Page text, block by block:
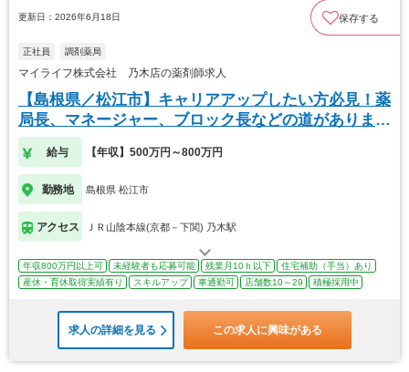
更新日：2026年6月18日 保存する
正社員 調剤薬局
マイライフ株式会社 乃木店の薬剤師求人
【島根県／松江市】キャリアアップしたい方必見！薬
局長、マネージャー、ブロック長などの道がありま
す！
給与 【年収】500万円～800万円
勤務地 島根県 松江市
アクセス ＪＲ山陰本線(京都－下関) 乃木駅
年収800万円以上可 未経験者も応募可能 残業月10ｈ以下
住宅補助（手当）あり
産休・育休取得実績有り
スキルアップ 車通勤可 店舗数10～29 積極採用中
求人の詳細を見る この求人に興味がある